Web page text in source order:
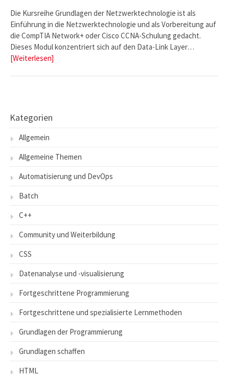
Die Kursreihe Grundlagen der Netzwerktechnologie ist als
Einführung in die Netzwerktechnologie und als Vorbereitung auf
die CompTIA Network+ oder Cisco CCNA-Schulung gedacht.
Dieses Modul konzentriert sich auf den Data-Link Layer…
[Weiterlesen]
Kategorien
Allgemein
Allgemeine Themen
Automatisierung und DevOps
Batch
C++
Community und Weiterbildung
CSS
Datenanalyse und -visualisierung
Fortgeschrittene Programmierung
Fortgeschrittene und spezialisierte Lernmethoden
Grundlagen der Programmierung
Grundlagen schaffen
HTML